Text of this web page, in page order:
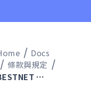
Docs
條款與規定
BESTNET 優先支援服務使用契約條款